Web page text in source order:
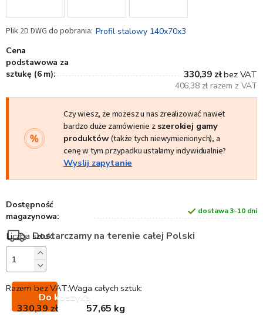
Profil stalowy 140x70x3
Cena
podstawowa za
sztukę (6 m):
330,39 złbez VAT
406,38 zł razem z VAT
Czy wiesz, że możesz u nas zrealizować nawet
bardzo duże zamówienie z szerokiej gamy
produktów(także tych niewymienionych), a
cenę w tym przypadku ustalamy indywidualnie?
Wyslij zapytanie
Dostępność
magazynowa:
dostawa 3-10 dni
Dostarczamy na terenie całej Polski
Do koszyka
Waga całych sztuk:
57,65 kg
Razem bez VAT:
330,39 zł